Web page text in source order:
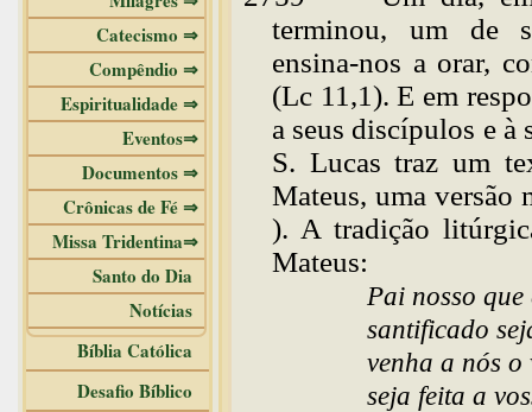
Catecismo ⇒
Compêndio ⇒
Espiritualidade ⇒
Eventos⇒
Documentos ⇒
Crônicas de Fé ⇒
Missa Tridentina⇒
Santo do Dia
Notícias
Bíblia Católica
Desafio Bíblico
terminou, um de
ensina-nos a orar,
(Lc 11,1). E em
a seus discípulos e à
S. Lucas traz um
Mateus, uma versão
). A tradição
Mateus:
Pai nosso que
santificado
venha a nós o
seja feita a